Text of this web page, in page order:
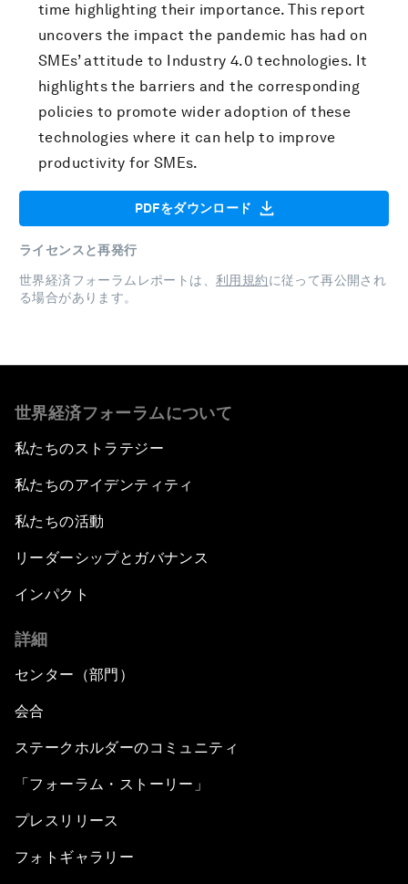
time highlighting their importance. This report
uncovers the impact the pandemic has had on
SMEs’ attitude to Industry 4.0 technologies. It
highlights the barriers and the corresponding
policies to promote wider adoption of these
technologies where it can help to improve
productivity for SMEs.
PDFをダウンロード
ライセンスと再発行
世界経済フォーラムレポートは、 利用規約に従って再公開され
る場合があります。
世界経済フォーラムについて
私たちのストラテジー
私たちのアイデンティティ
私たちの活動
リーダーシップとガバナンス
インパクト
詳細
センター（部門）
会合
ステークホルダーのコミュニティ
「フォーラム・ストーリー」
プレスリリース
フォトギャラリー